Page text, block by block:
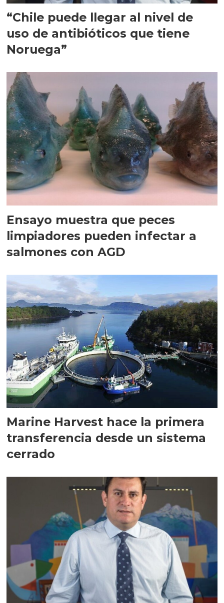
“Chile puede llegar al nivel de
uso de antibióticos que tiene
Noruega”
Ensayo muestra que peces
limpiadores pueden infectar a
salmones con AGD
Marine Harvest hace la primera
transferencia desde un sistema
cerrado